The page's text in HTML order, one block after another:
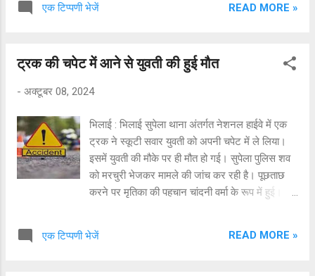
प्राप्त जानकारी के अनुसार आज सुबह नेशनल हाइवे 130
हो गई और दो अन्य गंभीर रूप से घायल हो गए। घटना की
मौके पर पहुंची। पुलिस ने गंभीर रूप से घायल दोनों
व्यक्तियों को प्राथमिक उपचार के लिए नजदीकी कटघोरा
अस्पताल में भेजा, जहां उनका इलाज चल रहा है। वहीं मर्ग
कायम कर मृतक के शव को पोस्टमॉर्टम के लिए भेजकर
आगे की कार्रवाई में जुट गई है। यह पूरी घटना कटघोरा
थाना क्षेत्र के तानाखार इलाके की है। हादसे के कारण
नेशनल हाइवे में भारी जाम लग गया। लोग सड़क पर जमा
एक टिप्पणी भेजें READ MORE »
ट्रक की चपेट में आने से युवती की हुई मौत
- अक्टूबर 08, 2024
भिलाई : भिलाई सुपेला थाना अंतर्गत नेशनल हाईवे में एक
ट्रक ने स्कूटी सवार युवती को अपनी चपेट में ले लिया।
इसमें युवती की मौके पर ही मौत हो गई। सुपेला पुलिस शव
को मरचुरी भेजकर मामले की जांच कर रही है। पूछताछ
करने पर मृतिका की पहचान चांदनी वर्मा के रूप में हुई। वो
के पास पहुंची पीछे से आ रहे ट्रक NL 01 AJ 0110 के
एक टिप्पणी भेजें READ MORE »